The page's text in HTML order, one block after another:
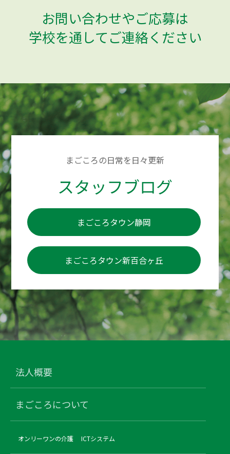
お問い合わせやご応募は
学校を通してご連絡ください
まごころの日常を日々更新
スタッフブログ
まごころタウン静岡
まごころタウン新百合ヶ丘
法人概要
まごころについて
オンリーワンの介護 ICTシステム